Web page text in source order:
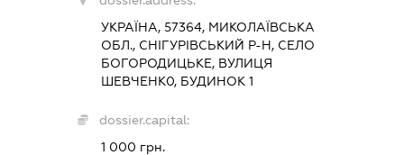
УКРАЇНА, 57364, МИКОЛАЇВСЬКА
ОБЛ., СНІГУРІВСЬКИЙ Р-Н, СЕЛО
БОГОРОДИЦЬКЕ, ВУЛИЦЯ
ШЕВЧЕНК0, БУДИНОК 1
dossier.capital:
1 000 грн.